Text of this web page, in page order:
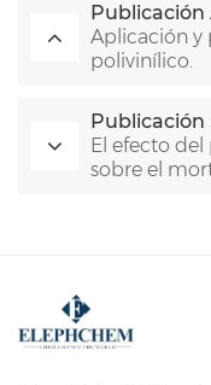
Aplicación y
polivinílico.
El efecto
sobre el